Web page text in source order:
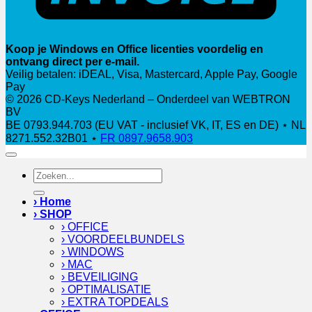
Koop je Windows en Office licenties voordelig en
ontvang direct per e-mail.
Veilig betalen: iDEAL, Visa, Mastercard, Apple Pay, Google
Pay
© 2026 CD-Keys Nederland – Onderdeel van WEBTRON
BV
BE 0793.944.703 (EU VAT - inclusief VK, IT, ES en DE) ⋆ NL
8271.552.32B01 ⋆ FR 0897.9658.903
Zoeken
naar:
› Home
› SHOP
› OFFICE
› VOORDEELBUNDELS
› WINDOWS
› MAC
› BEVEILIGING
› OPTIMALISATIE
› EXTRA TOPDEALS